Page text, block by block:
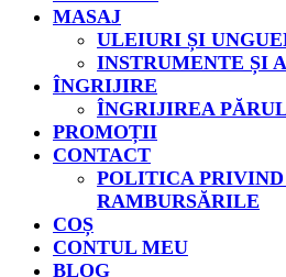
MASAJ
ULEIURI ȘI
INSTRUMENTE ȘI
ÎNGRIJIRE
ÎNGRIJIREA
PROMOȚII
CONTACT
POLITICA
RAMBURSĂRILE
COȘ
CONTUL MEU
BLOG